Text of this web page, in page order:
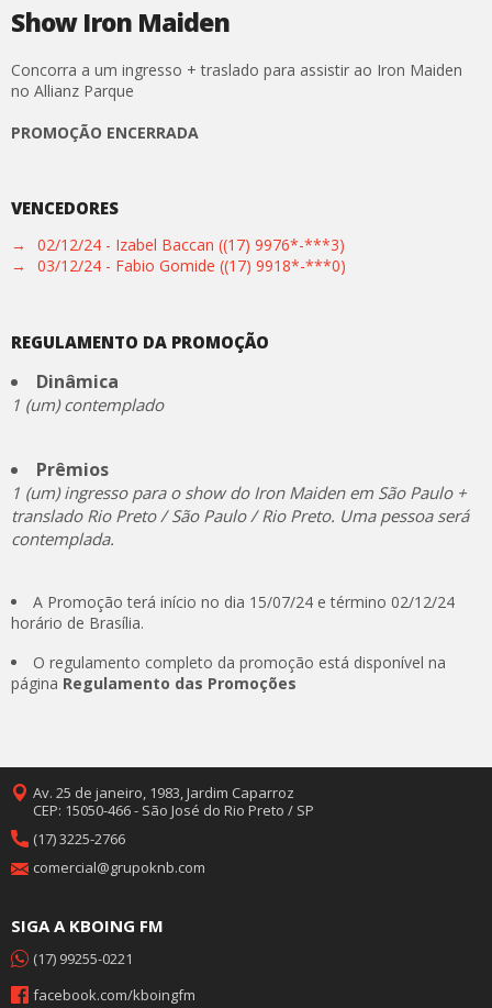
Show Iron Maiden
Concorra a um ingresso + traslado para assistir ao Iron Maiden
no Allianz Parque
PROMOÇÃO ENCERRADA
VENCEDORES
→
02/12/24 - Izabel Baccan ((17) 9976*-***3)
→
03/12/24 - Fabio Gomide ((17) 9918*-***0)
REGULAMENTO DA PROMOÇÃO
Dinâmica
1 (um) contemplado
Prêmios
1 (um) ingresso para o show do Iron Maiden em São Paulo +
translado Rio Preto / São Paulo / Rio Preto. Uma pessoa será
contemplada.
A Promoção terá início no dia 15/07/24 e término 02/12/24
horário de Brasília.
O regulamento completo da promoção está disponível na
página Regulamento das Promoções
Av. 25 de janeiro, 1983, Jardim Caparroz
CEP: 15050-466 - São José do Rio Preto / SP
(17) 3225-2766
comercial@grupoknb.com
SIGA A KBOING FM
(17) 99255-0221
facebook.com/kboingfm